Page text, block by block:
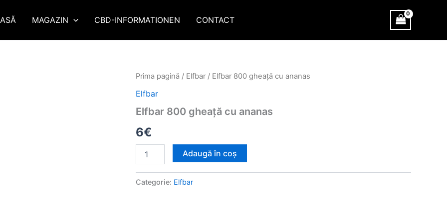
MAGAZIN CBD-INFORMATIONEN CONTACT
Prima pagină / Elfbar / Elfbar 800 gheață cu ananas
Elfbar
Elfbar 800 gheață cu ananas
6€
Cantitate
800
cu
Adaugă în coș
Categorie: Elfbar